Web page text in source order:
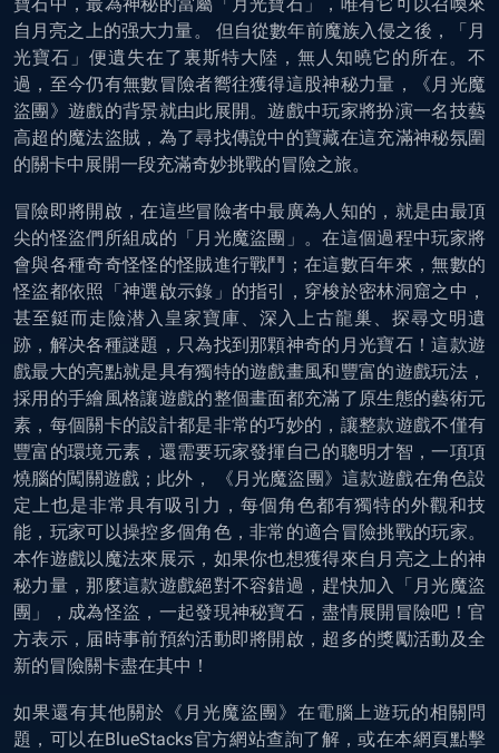
自月亮之上的强大力量。 但自從數年前魔族入侵之後，「月
光寶石」便遺失在了裏斯特大陸，無人知曉它的所在。不
過，至今仍有無數冒險者嚮往獲得這股神秘力量，《月光魔
盜團》遊戲的背景就由此展開。遊戲中玩家將扮演一名技藝
高超的魔法盜賊，為了尋找傳說中的寶藏在這充滿神秘氛圍
的關卡中展開一段充滿奇妙挑戰的冒險之旅。
冒險即將開啟，在這些冒險者中最廣為人知的，就是由最頂
尖的怪盜們所組成的「月光魔盜團」。在這個過程中玩家將
會與各種奇奇怪怪的怪賊進行戰鬥；在這數百年來，無數的
怪盜都依照「神選啟示錄」的指引，穿梭於密林洞窟之中，
甚至鋌而走險潜入皇家寶庫、深入上古龍巢、探尋文明遺
跡，解决各種謎題，只為找到那顆神奇的月光寶石！這款遊
戲最大的亮點就是具有獨特的遊戲畫風和豐富的遊戲玩法，
採用的手繪風格讓遊戲的整個畫面都充滿了原生態的藝術元
素，每個關卡的設計都是非常的巧妙的，讓整款遊戲不僅有
豐富的環境元素，還需要玩家發揮自己的聰明才智，一項項
燒腦的闖關遊戲；此外， 《月光魔盜團》這款遊戲在角色設
定上也是非常具有吸引力，每個角色都有獨特的外觀和技
能，玩家可以操控多個角色，非常的適合冒險挑戰的玩家。
本作遊戲以魔法來展示，如果你也想獲得來自月亮之上的神
秘力量，那麼這款遊戲絕對不容錯過，趕快加入「月光魔盜
團」，成為怪盜，一起發現神秘寶石，盡情展開冒險吧！官
方表示，届時事前預約活動即將開啟，超多的獎勵活動及全
新的冒險關卡盡在其中！
如果還有其他關於《月光魔盜團》在電腦上遊玩的相關問
題，可以在BlueStacks官方網站查詢了解，或在本網頁點擊